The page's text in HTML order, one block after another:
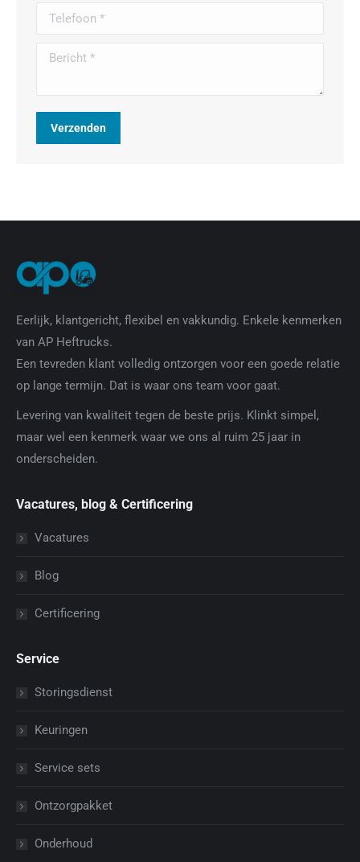
Telefoon *
Bericht *
Verzenden
Eerlijk, klantgericht, flexibel en vakkundig. Enkele kenmerken
van AP Heftrucks.
Een tevreden klant volledig ontzorgen voor een goede relatie
op lange termijn. Dat is waar ons team voor gaat.
Levering van kwaliteit tegen de beste prijs. Klinkt simpel,
maar wel een kenmerk waar we ons al ruim 25 jaar in
onderscheiden.
Vacatures, blog & Certificering
Vacatures
Blog
Certificering
Service
Storingsdienst
Keuringen
Service sets
Ontzorgpakket
Onderhoud